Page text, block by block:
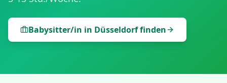
Babysitter/in in Düsseldorffinden